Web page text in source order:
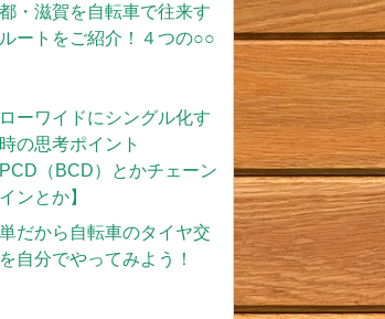
・滋賀を自転車で往来す
ートをご紹介！４つの○○
ーワイドにシングル化す
の思考ポイント
PCD（BCD）とかチェーン
ンとか】
だから自転車のタイヤ交
自分でやってみよう！